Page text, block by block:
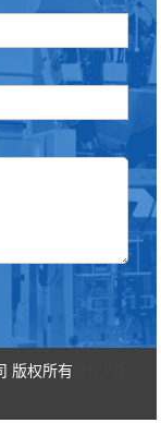
版权所有